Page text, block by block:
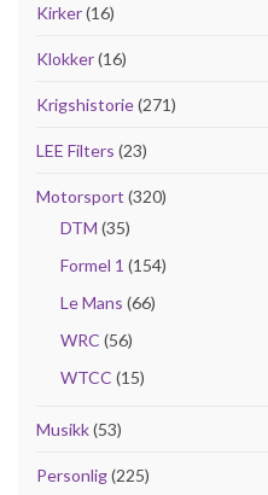
Kirker(16)
Klokker(16)
Krigshistorie(271)
LEE Filters (23)
Motorsport (320)
DTM (35)
Formel 1 (154)
Le Mans (66)
WRC (56)
WTCC (15)
Musikk(53)
Personlig(225)